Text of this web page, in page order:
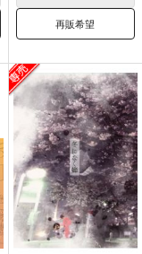
再販希望